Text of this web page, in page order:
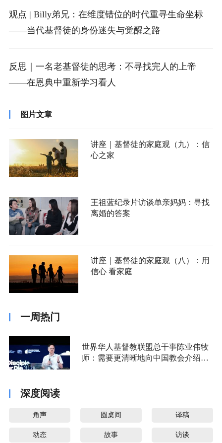
观点 | Billy弟兄：在维度错位的时代重寻生命坐标
——当代基督徒的身份迷失与觉醒之路
反思｜一名老基督徒的思考：不寻找完人的上帝
——在恩典中重新学习看人
图片文章
讲座｜基督徒的家庭观（九）：信
心之家
王祖蓝纪录片访谈单亲妈妈：寻找
离婚的答案
讲座｜基督徒的家庭观（八）：用
信心 看家庭
一周热门
世界华人基督教联盟总干事陈业伟牧
师：需要更清晰地向中国教会介绍福
深度阅读
角声 圆桌间 译稿
动态 故事 访谈